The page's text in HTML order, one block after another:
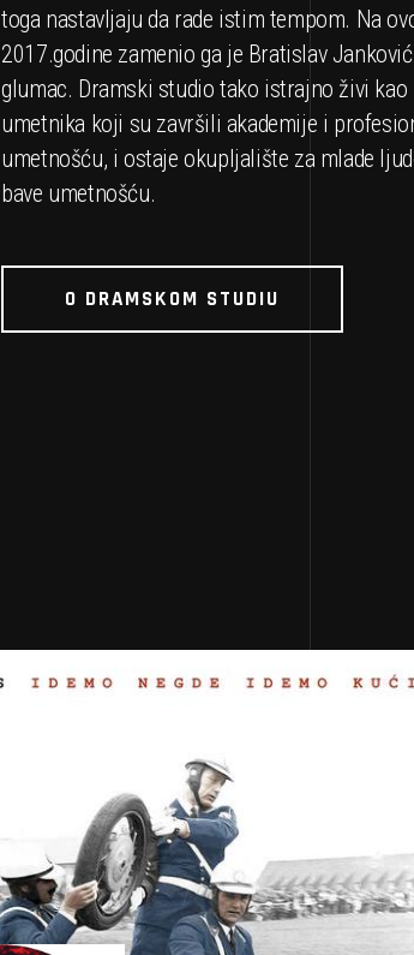
toga nastavljaju da rade istim tempom. Na
2017.godine zamenio ga je Bratislav
glumac. Dramski studio tako istrajno živi kao
umetnika koji su završili akademije i
umetnošću, i ostaje okupljalište za mlade
bave umetnošću.
O DRAMSKOM STUDIU